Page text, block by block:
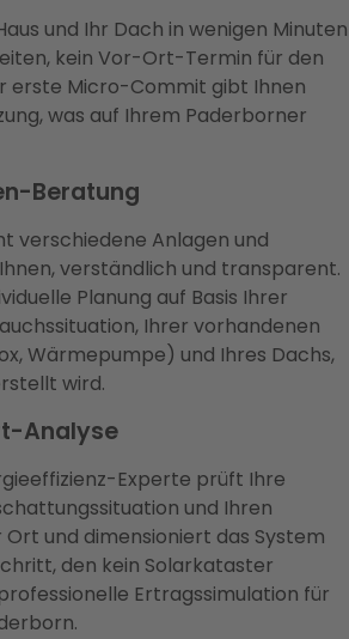
und Ihr Dach in wenigen Minuten
kein Vor-Ort-Termin für den
erste Micro-Commit gibt Ihnen
was auf Ihrem Paderborner
Beratung
verschiedene Anlagen und
verständlich und transparent.
Planung auf Basis Ihrer
Ihrer vorhandenen
Wärmepumpe) und Ihres Dachs,
wird.
Analyse
Experte prüft Ihre
und Ihren
und dimensioniert das System
den kein Solarkataster
Ertragssimulation für